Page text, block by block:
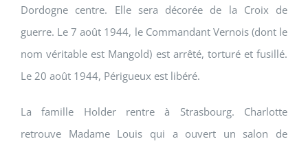
Dordogne centre. Elle sera décorée de la Croix de
guerre. Le 7 août 1944, le Commandant Vernois (dont le
nom véritable est Mangold) est arrêté, torturé et fusillé.
Le 20 août 1944, Périgueux est libéré.
La famille Holder rentre à Strasbourg. Charlotte
retrouve Madame Louis qui a ouvert un salon de